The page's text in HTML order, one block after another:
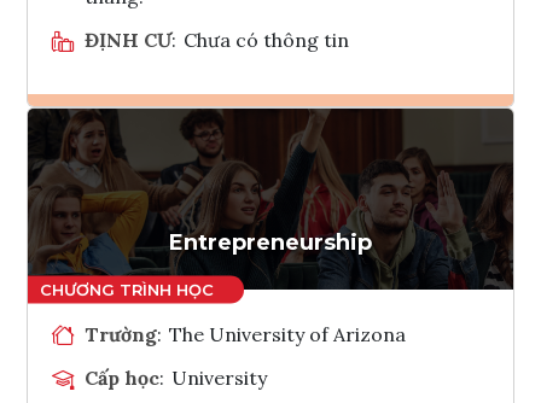
ĐỊNH CƯ: Chưa có thông tin
Ghi danh
Tham vấn Interlink
Entrepreneurship
Trường: The University of Arizona
Cấp học: University